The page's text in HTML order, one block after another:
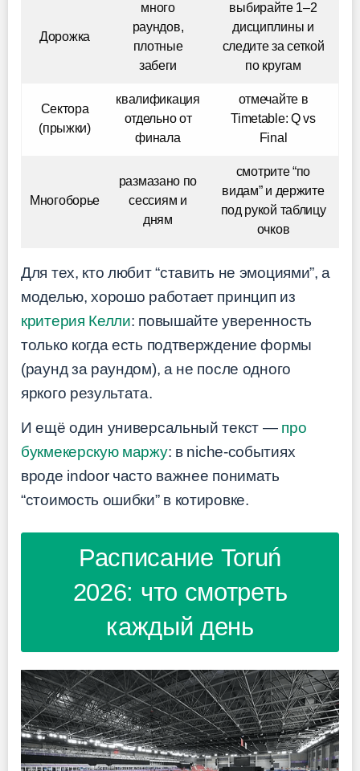
Дорожка
много
раундов,
плотные
забеги
выбирайте 1–2
дисциплины и
следите за сеткой
по кругам
Сектора
(прыжки)
квалификация
отдельно от
финала
отмечайте в
Timetable: Q vs
Final
Многоборье
размазано по
сессиям и
дням
смотрите “по
видам” и держите
под рукой таблицу
очков
Для тех, кто любит “ставить не эмоциями”, а
моделью, хорошо работает принцип из
критерия Келли: повышайте уверенность
только когда есть подтверждение формы
(раунд за раундом), а не после одного
яркого результата.
И ещё один универсальный текст — про
букмекерскую маржу: в niche-событиях
вроде indoor часто важнее понимать
“стоимость ошибки” в котировке.
Расписание Toruń
2026: что смотреть
каждый день